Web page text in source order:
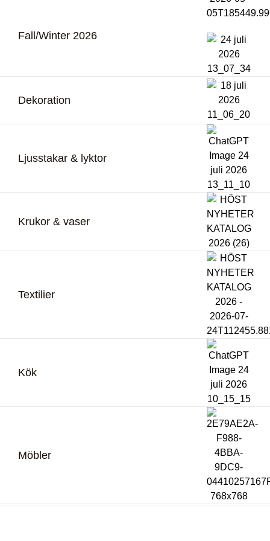
Fall/Winter 2026
Dekoration
Ljusstakar & lyktor
Krukor & vaser
Textilier
Kök
Möbler